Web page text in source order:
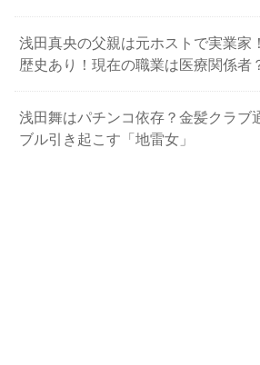
浅田真央の父親は元ホストで実業家
歴史あり！現在の職業は医療関係者
浅田舞はパチンコ依存？金髪クラブ
ブル引き起こす「地雷女」